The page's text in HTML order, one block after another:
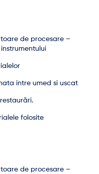
de procesare –
intre umed si uscat
folosite
de procesare –